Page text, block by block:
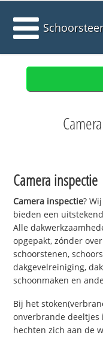
Camera inspectie
Camera inspectie?
bieden een
Alle
opgepakt, zónder
schoorstenen,
dakgevelreiniging,
schoonmaken en
Bij het
onverbrande deeltjes
hechten zich aan de